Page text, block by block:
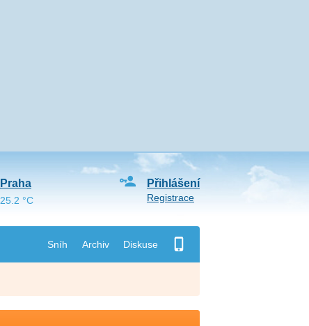
Sníh Archiv Diskuse
Přihlášení
Registrace
Praha
25.2 °C